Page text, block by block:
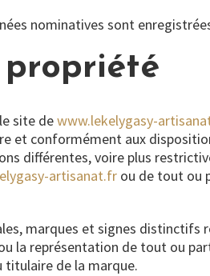
nominatives sont
propriété
site dewww.lekelygasy-
et conformément aux
différentes, voire plus
artisanat.fr ou de tout ou
marques et signes distinctifs
la représentation de tout ou
de la marque.